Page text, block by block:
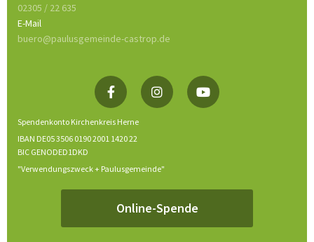
02305 / 22 635
E-Mail
buero@paulusgemeinde-castrop.de
Spendenkonto Kirchenkreis Herne
IBAN DE05 3506 0190 2001 1420 22
BIC GENODED1DKD
"Verwendungszweck + Paulusgemeinde"
Online-Spende